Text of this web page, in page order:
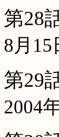
第28
8月15
第29
2004